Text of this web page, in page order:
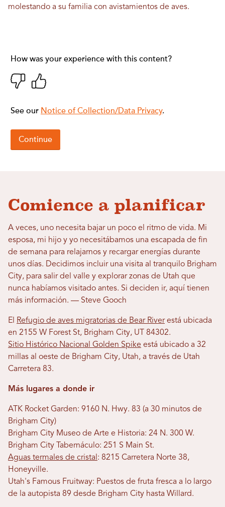
molestando a su familia con avistamientos de aves.
Comience a planificar
A veces, uno necesita bajar un poco el ritmo de vida. Mi
esposa, mi hijo y yo necesitábamos una escapada de fin
de semana para relajarnos y recargar energías durante
unos días. Decidimos incluir una visita al tranquilo Brigham
City, para salir del valle y explorar zonas de Utah que
nunca habíamos visitado antes. Si deciden ir, aquí tienen
más información. — Steve Gooch
El Refugio de aves migratorias de Bear Riverestá ubicada
en 2155 W Forest St, Brigham City, UT 84302.
Sitio Histórico Nacional Golden Spike está ubicado a 32
millas al oeste de Brigham City, Utah, a través de Utah
Carretera 83.
Más lugares a donde ir
ATK Rocket Garden: 9160 N. Hwy. 83 (a 30 minutos de
Brigham City)
Brigham City Museo de Arte e Historia: 24 N. 300 W.
Brigham City Tabernáculo: 251 S Main St.
Aguas termales de cristal : 8215 Carretera Norte 38,
Honeyville.
Utah's Famous Fruitway: Puestos de fruta fresca a lo largo
de la autopista 89 desde Brigham City hasta Willard.